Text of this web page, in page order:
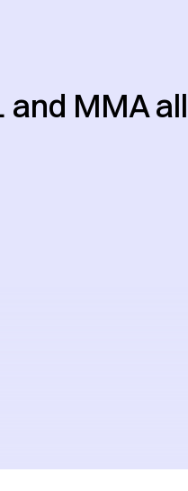
and MMA all